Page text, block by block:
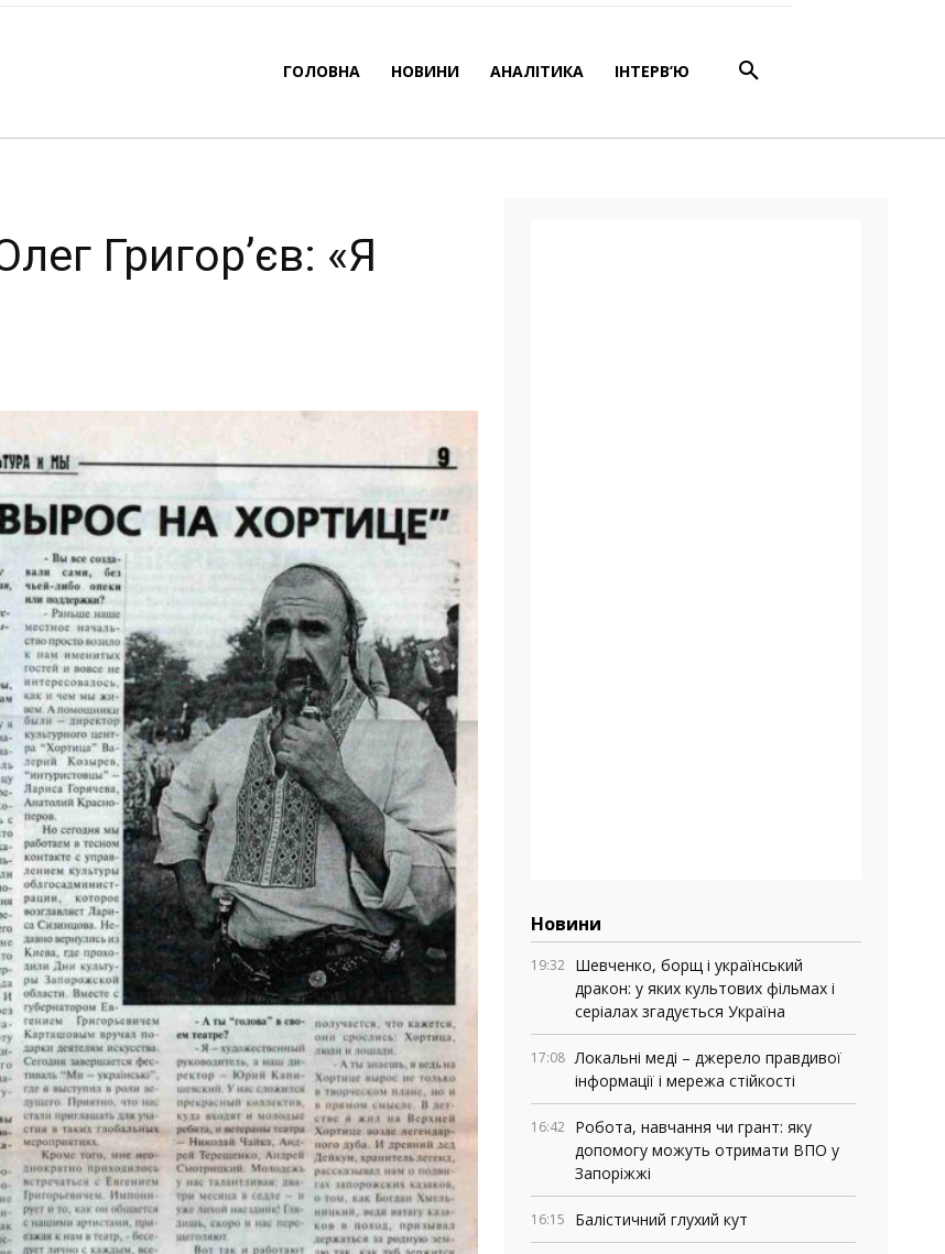
ГОЛОВНА НОВИНИ АНАЛІТИКА ІНТЕРВ’Ю
Григор’єв: «Я
Новини
19:32 Шевченко, борщ і український
дракон: у яких культових фільмах і
серіалах згадується Україна
17:08 Локальні меді – джерело правдивої
інформації і мережа стійкості
16:42 Робота, навчання чи грант: яку
допомогу можуть отримати ВПО у
Запоріжжі
16:15 Балістичний глухий кут